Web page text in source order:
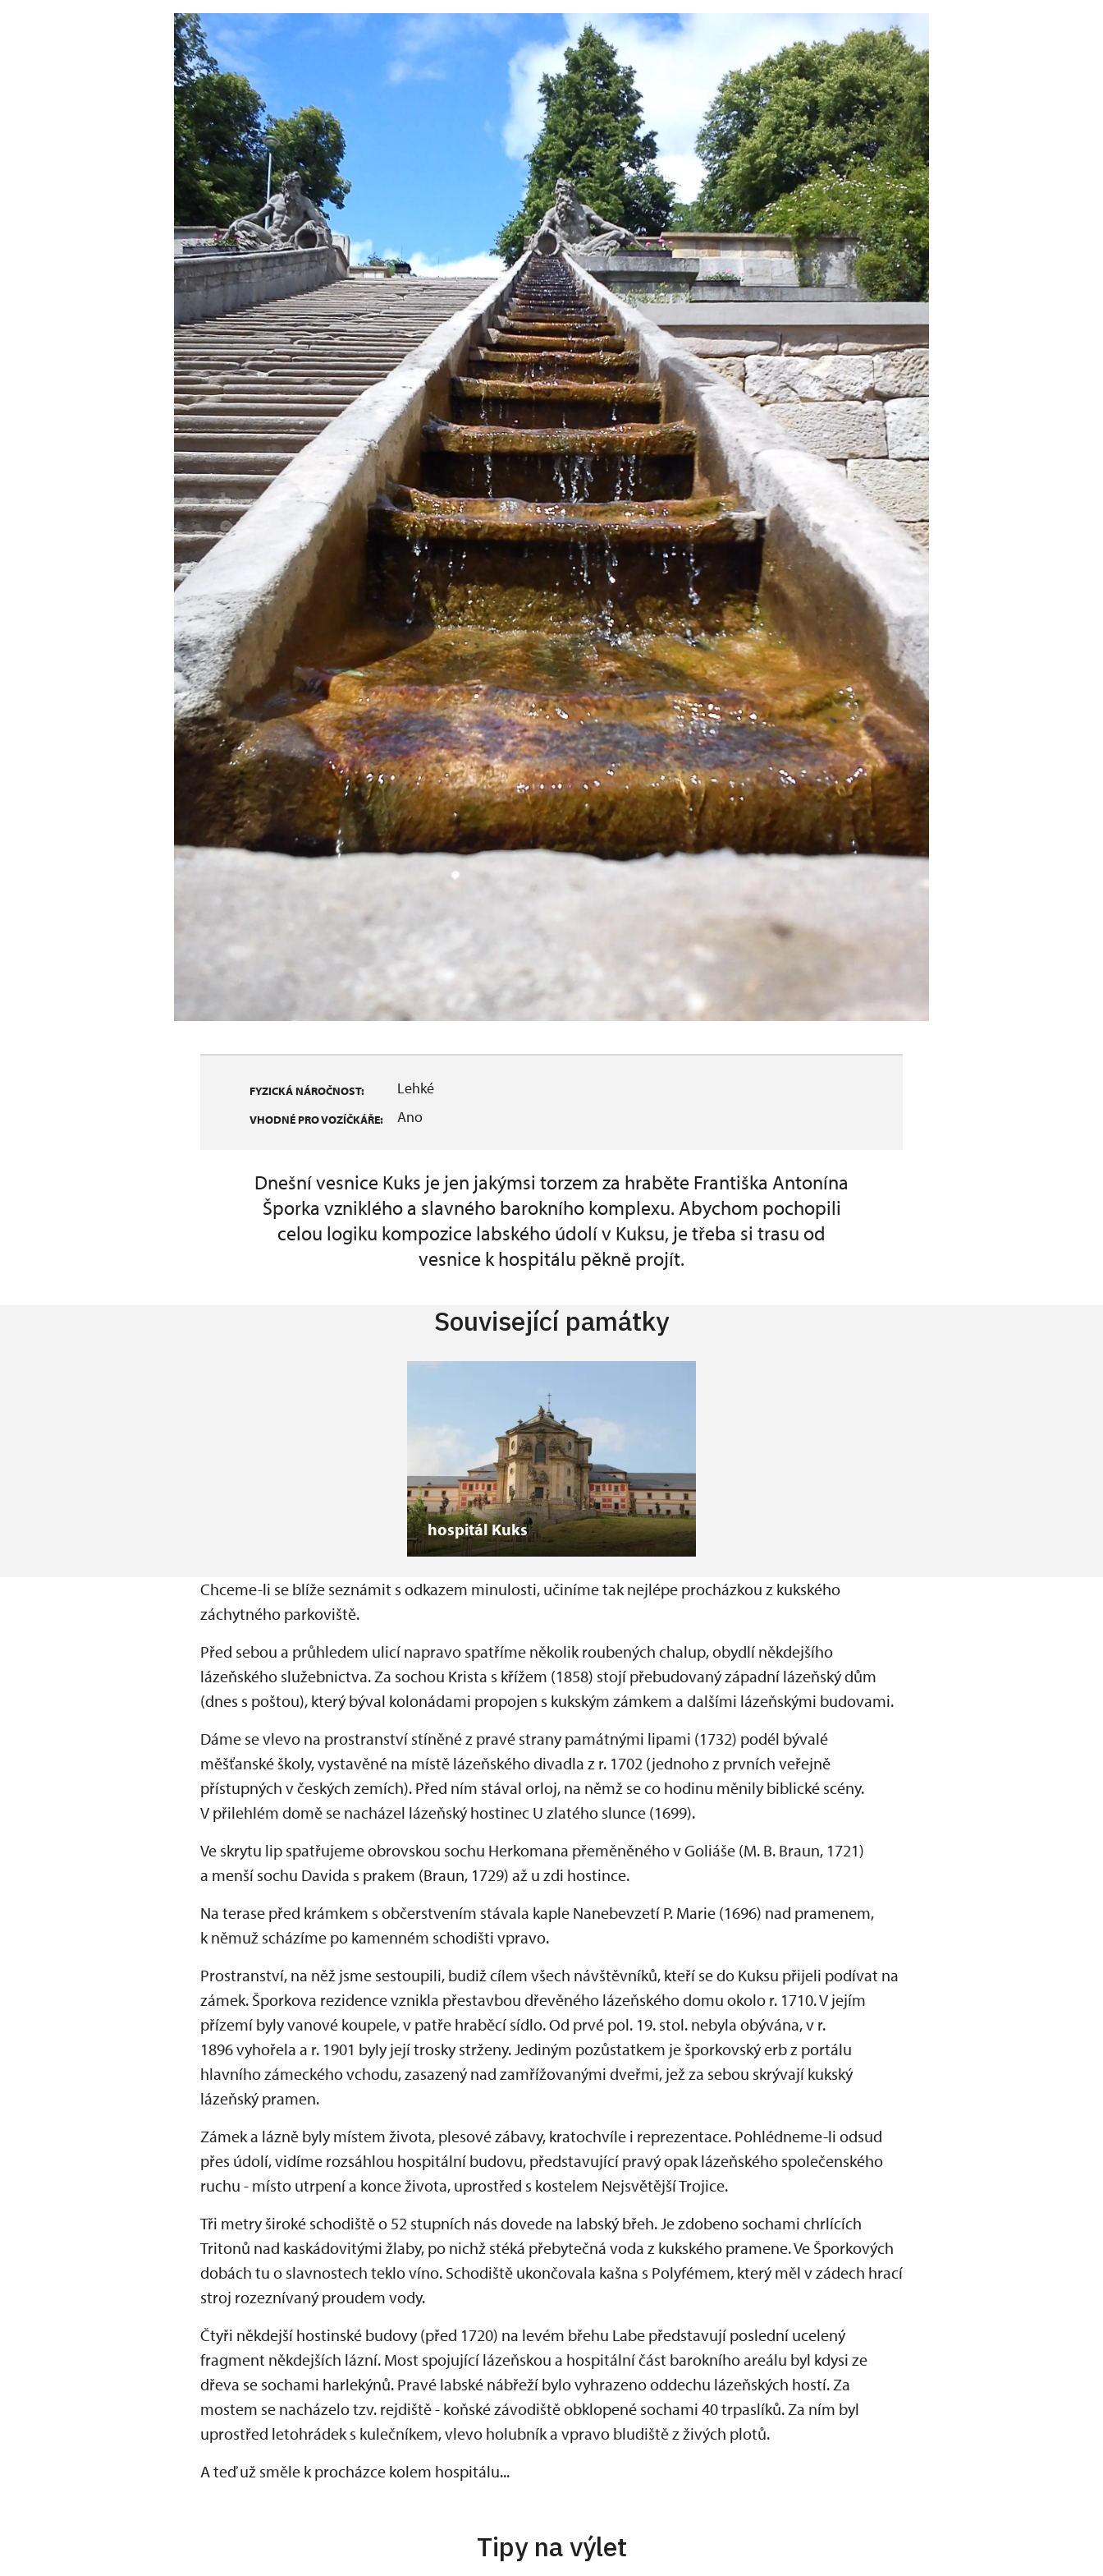
FYZICKÁ NÁROČNOST: Lehké
VHODNÉ PRO VOZÍČKÁŘE: Ano
Dnešní vesnice Kuks je jen jakýmsi torzem za hraběte Františka Antonína
Šporka vzniklého a slavného barokního komplexu. Abychom pochopili
celou logiku kompozice labského údolí v Kuksu, je třeba si trasu od
vesnice k hospitálu pěkně projít.
Související památky
hospitál Kuks
Chceme-li se blíže seznámit s odkazem minulosti, učiníme tak nejlépe procházkou z kukského
záchytného parkoviště.
Před sebou a průhledem ulicí napravo spatříme několik roubených chalup, obydlí někdejšího
lázeňského služebnictva. Za sochou Krista s křížem (1858) stojí přebudovaný západní lázeňský dům
(dnes s poštou), který býval kolonádami propojen s kukským zámkem a dalšími lázeňskými budovami.
Dáme se vlevo na prostranství stíněné z pravé strany památnými lipami (1732) podél bývalé
měšťanské školy, vystavěné na místě lázeňského divadla z r. 1702 (jednoho z prvních veřejně
přístupných v českých zemích). Před ním stával orloj, na němž se co hodinu měnily biblické scény.
V přilehlém domě se nacházel lázeňský hostinec U zlatého slunce (1699).
Ve skrytu lip spatřujeme obrovskou sochu Herkomana přeměněného v Goliáše (M. B. Braun, 1721)
a menší sochu Davida s prakem (Braun, 1729) až u zdi hostince.
Na terase před krámkem s občerstvením stávala kaple Nanebevzetí P. Marie (1696) nad pramenem,
k němuž scházíme po kamenném schodišti vpravo.
Prostranství, na něž jsme sestoupili, budiž cílem všech návštěvníků, kteří se do Kuksu přijeli podívat na
zámek. Šporkova rezidence vznikla přestavbou dřevěného lázeňského domu okolo r. 1710. V jejím
přízemí byly vanové koupele, v patře hraběcí sídlo. Od prvé pol. 19. stol. nebyla obývána, v r.
1896 vyhořela a r. 1901 byly její trosky strženy. Jediným pozůstatkem je šporkovský erb z portálu
hlavního zámeckého vchodu, zasazený nad zamřížovanými dveřmi, jež za sebou skrývají kukský
lázeňský pramen.
Zámek a lázně byly místem života, plesové zábavy, kratochvíle i reprezentace. Pohlédneme-li odsud
přes údolí, vidíme rozsáhlou hospitální budovu, představující pravý opak lázeňského společenského
ruchu - místo utrpení a konce života, uprostřed s kostelem Nejsvětější Trojice.
Tři metry široké schodiště o 52 stupních nás dovede na labský břeh. Je zdobeno sochami chrlících
Tritonů nad kaskádovitými žlaby, po nichž stéká přebytečná voda z kukského pramene. Ve Šporkových
dobách tu o slavnostech teklo víno. Schodiště ukončovala kašna s Polyfémem, který měl v zádech hrací
stroj rozeznívaný proudem vody.
Čtyři někdejší hostinské budovy (před 1720) na levém břehu Labe představují poslední ucelený
fragment někdejších lázní. Most spojující lázeňskou a hospitální část barokního areálu byl kdysi ze
dřeva se sochami harlekýnů. Pravé labské nábřeží bylo vyhrazeno oddechu lázeňských hostí. Za
mostem se nacházelo tzv. rejdiště - koňské závodiště obklopené sochami 40 trpaslíků. Za ním byl
uprostřed letohrádek s kulečníkem, vlevo holubník a vpravo bludiště z živých plotů.
A teď už směle k procházce kolem hospitálu...
Tipy na výlet